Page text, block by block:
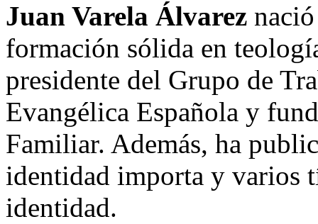
Juan Varela Álvarez
formación sólida en
presidente del Grupo de
Evangélica Española y
Familiar. Además, ha
identidad importa y varios
identidad.​